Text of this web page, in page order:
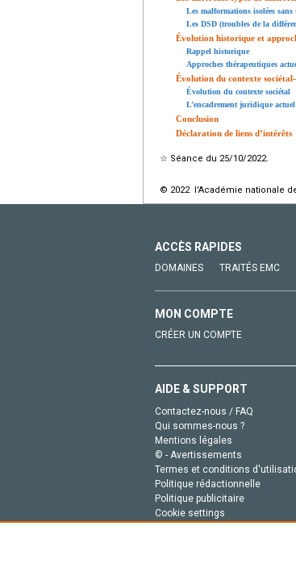
Les malformations isolées
Les DSD (troubles de la
Évolution historique et
Rappel historique
Approches thérapeutiques
Évolution du contexte
Évolution du contexte sociétal
L’encadrement juridique actuel
Conclusion
Déclaration de liens d’intérêts
☆ Séance du 25/10/2022.
© 2022 l'Académie nationale
ACCÈS RAPIDES
DOMAINES TRAITÉS EMC
MON COMPTE
CRÉER UN COMPTE
AIDE & SUPPORT
Contactez-nous / FAQ
Qui sommes-nous ?
Mentions légales
© - Avertissements
Termes et conditions
Politique rédactionnelle
Politique publicitaire
Cookie settings